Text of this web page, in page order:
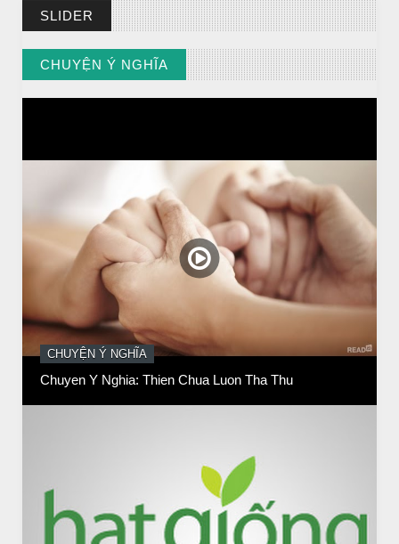
SLIDER
CHUYỆN Ý NGHĨA
// VIEW MORE BY CHUYỆN Ý NGHĨA
CHUYỆN Ý NGHĨA
Chuyen Y Nghia: Thien Chua Luon Tha Thu
BÀI NỔI BẬT
HẠT GIỐNG TÂM HỒN